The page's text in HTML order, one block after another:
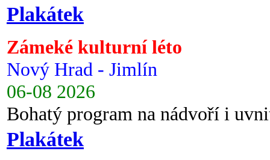
Plakátek
Zámeké kulturní léto
Nový Hrad - Jimlín
06-08 2026
Bohatý program na nádvoří i
Plakátek